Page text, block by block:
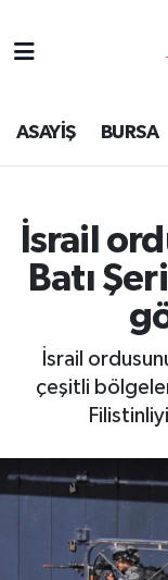
ASAYİŞ BURSA
İsrail
Batı
İsrail
çeşitli
Bursa
Ekonomi
Foto Galeri
Genel
Gündem
Magazin
Sağlık